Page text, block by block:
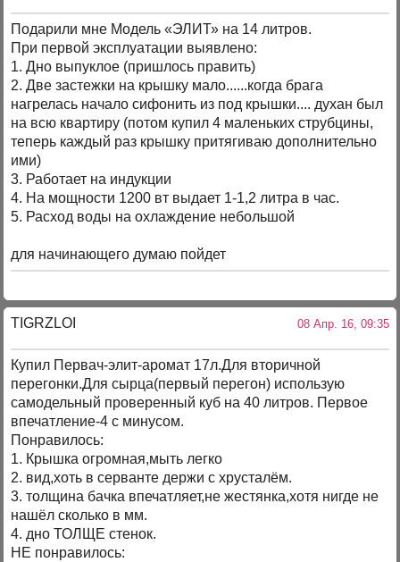
Подарили мне Модель «ЭЛИТ» на 14 литров.
При первой эксплуатации выявлено:
1. Дно выпуклое (пришлось править)
2. Две застежки на крышку мало......когда брага
нагрелась начало сифонить из под крышки.... духан был
на всю квартиру (потом купил 4 маленьких струбцины,
теперь каждый раз крышку притягиваю дополнительно
ими)
3. Работает на индукции
4. На мощности 1200 вт выдает 1-1,2 литра в час.
5. Расход воды на охлаждение небольшой
для начинающего думаю пойдет
TIGRZLOI 08 Апр. 16, 09:35
Купил Первач-элит-аромат 17л.Для вторичной
перегонки.Для сырца(первый перегон) использую
самодельный проверенный куб на 40 литров. Первое
впечатление-4 с минусом.
Понравилось:
1. Крышка огромная,мыть легко
2. вид,хоть в серванте держи с хрусталём.
3. толщина бачка впечатляет,не жестянка,хотя нигде не
нашёл сколько в мм.
4. дно ТОЛЩЕ стенок.
НЕ понравилось: